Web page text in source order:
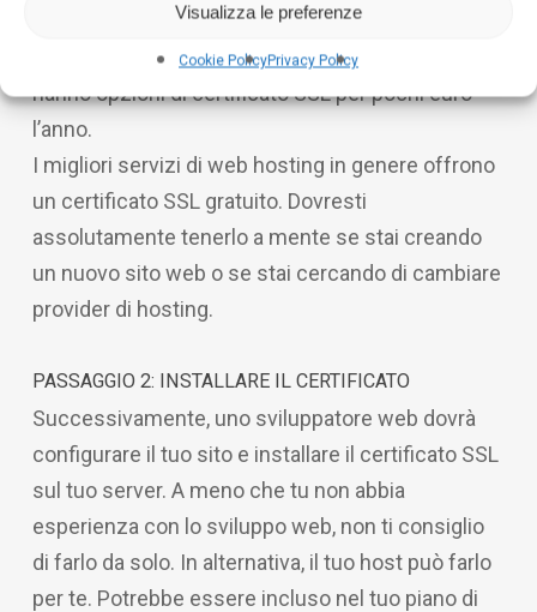
Visualizza le preferenze
Cookie PolicyPrivacy Policy
certificato SSL. Puoi farlo su piattaforme come
SSLs.com o NameCheap. Entrambi questi siti
hanno opzioni di certificato SSL per pochi euro
l’anno.
I migliori servizi di web hosting in genere offrono
un certificato SSL gratuito. Dovresti
assolutamente tenerlo a mente se stai creando
un nuovo sito web o se stai cercando di cambiare
provider di hosting.
PASSAGGIO 2: INSTALLARE IL CERTIFICATO
Successivamente, uno sviluppatore web dovrà
configurare il tuo sito e installare il certificato SSL
sul tuo server. A meno che tu non abbia
esperienza con lo sviluppo web, non ti consiglio
di farlo da solo. In alternativa, il tuo host può farlo
per te. Potrebbe essere incluso nel tuo piano di